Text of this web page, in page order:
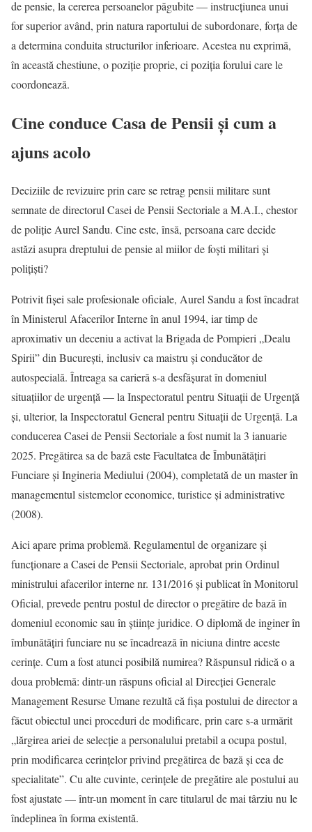
de pensie, la cererea persoanelor păgubite — instrucțiunea unui
for superior având, prin natura raportului de subordonare, forța de
a determina conduita structurilor inferioare. Acestea nu exprimă,
în această chestiune, o poziție proprie, ci poziția forului care le
coordonează.
Cine conduce Casa de Pensii și cum a
ajuns acolo
Deciziile de revizuire prin care se retrag pensii militare sunt
semnate de directorul Casei de Pensii Sectoriale a M.A.I., chestor
de poliție Aurel Sandu. Cine este, însă, persoana care decide
astăzi asupra dreptului de pensie al miilor de foști militari și
polițiști?
Potrivit fișei sale profesionale oficiale, Aurel Sandu a fost încadrat
în Ministerul Afacerilor Interne în anul 1994, iar timp de
aproximativ un deceniu a activat la Brigada de Pompieri „Dealu
Spirii” din București, inclusiv ca maistru și conducător de
autospecială. Întreaga sa carieră s-a desfășurat în domeniul
situațiilor de urgență — la Inspectoratul pentru Situații de Urgență
și, ulterior, la Inspectoratul General pentru Situații de Urgență. La
conducerea Casei de Pensii Sectoriale a fost numit la 3 ianuarie
2025. Pregătirea sa de bază este Facultatea de Îmbunătățiri
Funciare și Ingineria Mediului (2004), completată de un master în
managementul sistemelor economice, turistice și administrative
(2008).
Aici apare prima problemă. Regulamentul de organizare și
funcționare a Casei de Pensii Sectoriale, aprobat prin Ordinul
ministrului afacerilor interne nr. 131/2016 și publicat în Monitorul
Oficial, prevede pentru postul de director o pregătire de bază în
domeniul economic sau în științe juridice. O diplomă de inginer în
îmbunătățiri funciare nu se încadrează în niciuna dintre aceste
cerințe. Cum a fost atunci posibilă numirea? Răspunsul ridică o a
doua problemă: dintr-un răspuns oficial al Direcției Generale
Management Resurse Umane rezultă că fișa postului de director a
făcut obiectul unei proceduri de modificare, prin care s-a urmărit
„lărgirea ariei de selecție a personalului pretabil a ocupa postul,
prin modificarea cerințelor privind pregătirea de bază și cea de
specialitate”. Cu alte cuvinte, cerințele de pregătire ale postului au
fost ajustate — într-un moment în care titularul de mai târziu nu le
îndeplinea în forma existentă.